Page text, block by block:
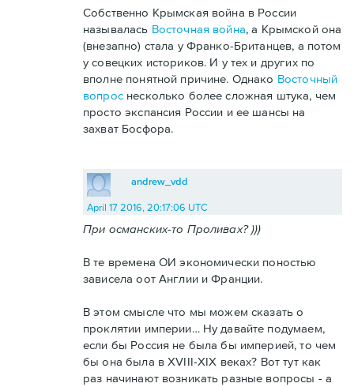
Собственно Крымская война в России
называлась Восточная война, а Крымской она
(внезапно) стала у Франко-Британцев, а потом
у совецких историков. И у тех и других по
вполне понятной причине. Однако Восточный
вопроснесколько более сложная штука, чем
просто экспансия России и ее шансы на
захват Босфора.
andrew_vdd
April 17 2016, 20:17:06 UTC
При османских-то Проливах? )))
В те времена ОИ экономически поностью
зависела оот Англии и Франции.
В этом смысле что мы можем сказать о
проклятии империи… Ну давайте подумаем,
если бы Россия не была бы империей, то чем
бы она была в XVIII-XIX веках? Вот тут как
раз начинают возникать разные вопросы - а